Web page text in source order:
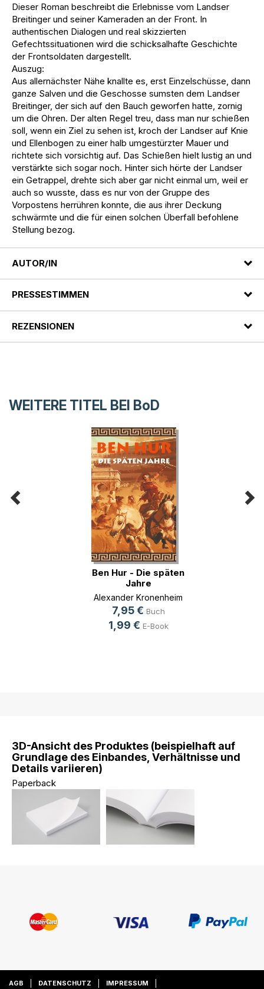
Dieser Roman beschreibt die Erlebnisse vom Landser
Breitinger und seiner Kameraden an der Front. In
authentischen Dialogen und real skizzierten
Gefechtssituationen wird die schicksalhafte Geschichte
der Frontsoldaten dargestellt.
Auszug:
Aus allernächster Nähe knallte es, erst Einzelschüsse, dann
ganze Salven und die Geschosse sumsten dem Landser
Breitinger, der sich auf den Bauch geworfen hatte, zornig
um die Ohren. Der alten Regel treu, dass man nur schießen
soll, wenn ein Ziel zu sehen ist, kroch der Landser auf Knie
und Ellenbogen zu einer halb umgestürzter Mauer und
richtete sich vorsichtig auf. Das Schießen hielt lustig an und
verstärkte sich sogar noch. Hinter sich hörte der Landser
ein Getrappel, drehte sich aber gar nicht einmal um, weil er
auch so wusste, dass es nur von der Gruppe des
Vorpostens herrühren konnte, die aus ihrer Deckung
schwärmte und die für einen solchen Überfall befohlene
Stellung bezog.
AUTOR/IN
PRESSESTIMMEN
REZENSIONEN
WEITERE TITEL BEI BoD
Ben Hur - Die späten
Jahre
Alexander Kronenheim
7,95 € Buch
1,99 € E-Book
3D-Ansicht des Produktes (beispielhaft auf
Grundlage des Einbandes, Verhältnisse und
Details variieren)
Paperback
AGB DATENSCHUTZ IMPRESSUM